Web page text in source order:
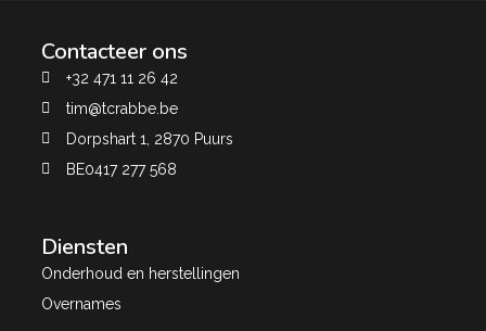
Contacteer ons
+32 471 11 26 42
tim@tcrabbe.be
Dorpshart 1, 2870 Puurs
BE0417 277 568
Diensten
Onderhoud en herstellingen
Overnames